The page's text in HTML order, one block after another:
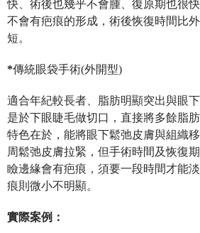
快、術後也幾乎不會腫、復原期也很
不會有疤痕的形成，術後恢復時間比
短。
*傳統眼袋手術(外開型)
適合年紀較長者、脂肪明顯突出與眼下
是於下眼睫毛做切口，直接將多餘脂
特色在於，能將眼下鬆弛皮膚與組織
周鬆弛皮膚拉緊，但手術時間及恢復
瞼邊緣會有疤痕，須要一段時間才能
痕則微小不明顯。
實際案例：